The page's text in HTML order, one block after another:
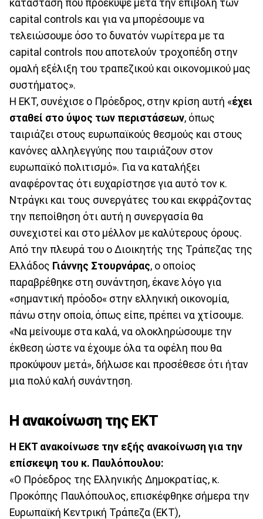
κατάσταση που προέκυψε μετά την επιβολή των
capital controls και για να μπορέσουμε να
τελειώσουμε όσο το δυνατόν νωρίτερα με τα
capital controls που αποτελούν τροχοπέδη στην
ομαλή εξέλιξη του τραπεζικού και οικονομικού μας
συστήματος».
Η ΕΚΤ, συνέχισε ο Πρόεδρος, στην κρίση αυτή «έχει
σταθεί στο ύψος των περιστάσεων, όπως
ταιριάζει στους ευρωπαϊκούς θεσμούς και στους
κανόνες αλληλεγγύης που ταιριάζουν στον
ευρωπαϊκό πολιτισμό». Για να καταλήξει
αναφέροντας ότι ευχαρίστησε για αυτό τον κ.
Ντράγκι και τους συνεργάτες του και εκφράζοντας
την πεποίθηση ότι αυτή η συνεργασία θα
συνεχιστεί και στο μέλλον με καλύτερους όρους.
Από την πλευρά του ο Διοικητής της Τράπεζας της
Ελλάδος Γιάννης Στουρνάρας, ο οποίος
παραβρέθηκε στη συνάντηση, έκανε λόγο για
«σημαντική πρόοδο« στην ελληνική οικονομία,
πάνω στην οποία, όπως είπε, πρέπει να χτίσουμε.
«Να μείνουμε στα καλά, να ολοκληρώσουμε την
έκθεση ώστε να έχουμε όλα τα οφέλη που θα
προκύψουν μετά», δήλωσε και προσέθεσε ότι ήταν
μια πολύ καλή συνάντηση.
Η ανακοίνωση της ΕΚΤ
Η ΕΚΤ ανακοίνωσε την εξής ανακοίνωση για την
επίσκεψη του κ. Παυλόπουλου:
«Ο Πρόεδρος της Ελληνικής Δημοκρατίας, κ.
Προκόπης Παυλόπουλος, επισκέφθηκε σήμερα την
Ευρωπαϊκή Κεντρική Τράπεζα (ΕΚΤ),